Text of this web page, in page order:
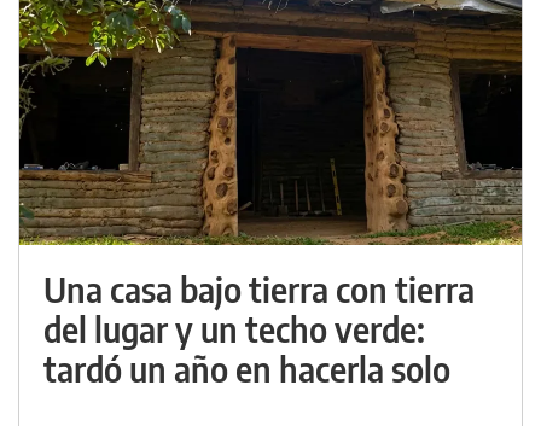
Una casa bajo tierra con tierra
del lugar y un techo verde:
tardó un año en hacerla solo